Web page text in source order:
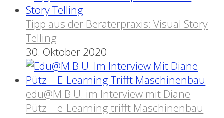
Tipp aus der Beraterpraxis: Visual Story
Telling
30. Oktober 2020
edu@M.B.U. im Interview mit Diane
Pütz – e-Learning trifft Maschinenbau